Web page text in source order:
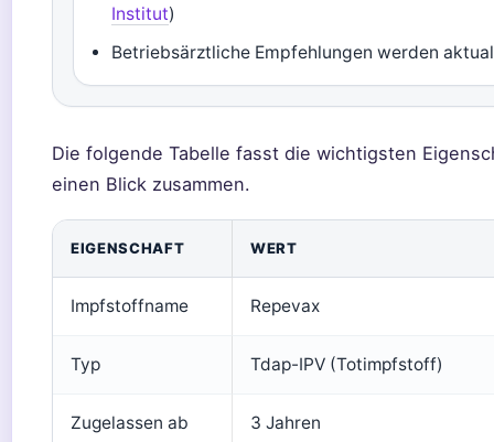
Institut)
Betriebsärztliche Empfehlungen werden
Die folgende Tabelle fasst die wichtigsten
einen Blick zusammen.
EIGENSCHAFT WERT
Impfstoffname Repevax
Typ Tdap-IPV (Totimpfstoff)
Zugelassen ab 3 Jahren